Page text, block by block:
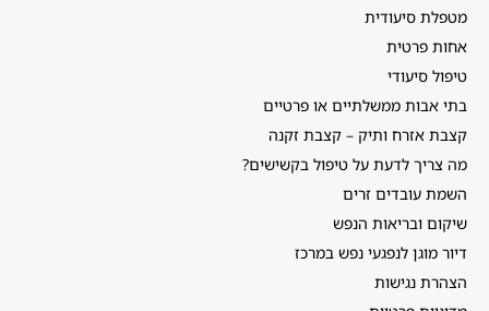
מטפלת סיעודית
אחות פרטית
טיפול סיעודי
בתי אבות ממשלתיים או פרטיים
קצבת אזרח ותיק – קצבת זקנה
מה צריך לדעת על טיפול בקשישים?
השמת עובדים זרים
שיקום ובריאות הנפש
דיור מוגן לנפגעי נפש במרכז
הצהרת נגישות